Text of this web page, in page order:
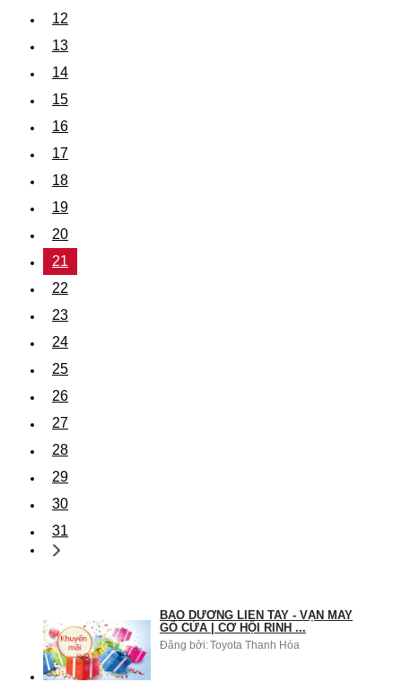
12
13
14
15
16
17
18
19
20
21
22
23
24
25
26
27
28
29
30
31
BẢO DƯỠNG LIỀN TAY - VẬN MAY
GÕ CỬA | CƠ HỘI RINH ...
Đăng bởi:Toyota Thanh Hóa